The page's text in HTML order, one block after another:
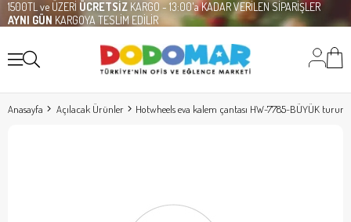
1500TL ve ÜZERİ ÜCRETSİZ KARGO - 13:00'a KADAR VERİLEN SİPARİŞLER
AYNI GÜN KARGOYA TESLİM EDİLİR
Anasayfa Açılacak Ürünler Hotwheels eva kalem çantası HW-7785-BÜYÜK